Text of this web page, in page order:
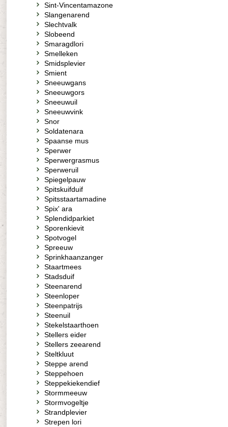
Sint-Vincentamazone
Slangenarend
Slechtvalk
Slobeend
Smaragdlori
Smelleken
Smidsplevier
Smient
Sneeuwgans
Sneeuwgors
Sneeuwuil
Sneeuwvink
Snor
Soldatenara
Spaanse mus
Sperwer
Sperwergrasmus
Sperweruil
Spiegelpauw
Spitskuifduif
Spitsstaartamadine
Spix' ara
Splendidparkiet
Sporenkievit
Spotvogel
Spreeuw
Sprinkhaanzanger
Staartmees
Stadsduif
Steenarend
Steenloper
Steenpatrijs
Steenuil
Stekelstaarthoen
Stellers eider
Stellers zeearend
Steltkluut
Steppe arend
Steppehoen
Steppekiekendief
Stormmeeuw
Stormvogeltje
Strandplevier
Strepen lori